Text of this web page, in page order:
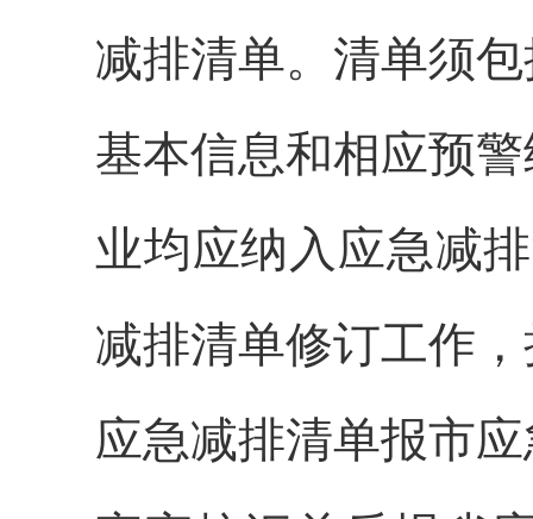
减排清单。清单须
基本信息和相应预
业均应纳入应急减
减排清单修订工作
应急减排清单报市